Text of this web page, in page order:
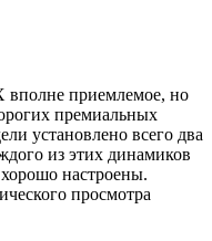
вполне приемлемое, но
премиальных
установлено всего два
из этих динамиков
настроены.
просмотра